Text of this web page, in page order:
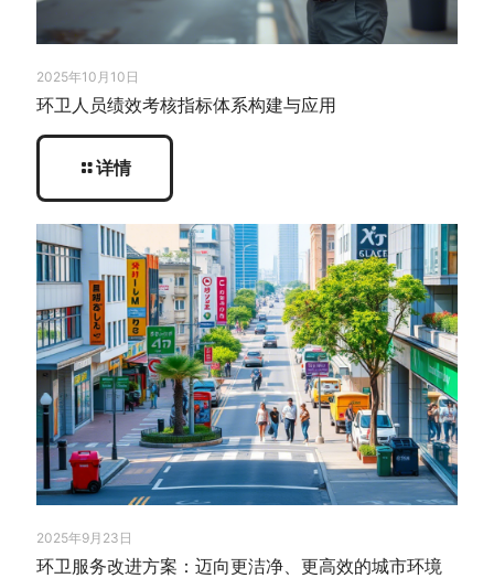
2025年10月10日
环卫人员绩效考核指标体系构建与应用
详情
2025年9月23日
环卫服务改进方案：迈向更洁净、更高效的城市环境